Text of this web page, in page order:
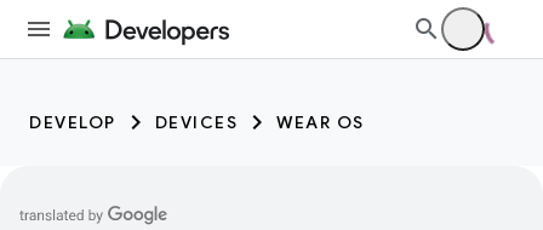
DEVELOP DEVICES WEAR OS